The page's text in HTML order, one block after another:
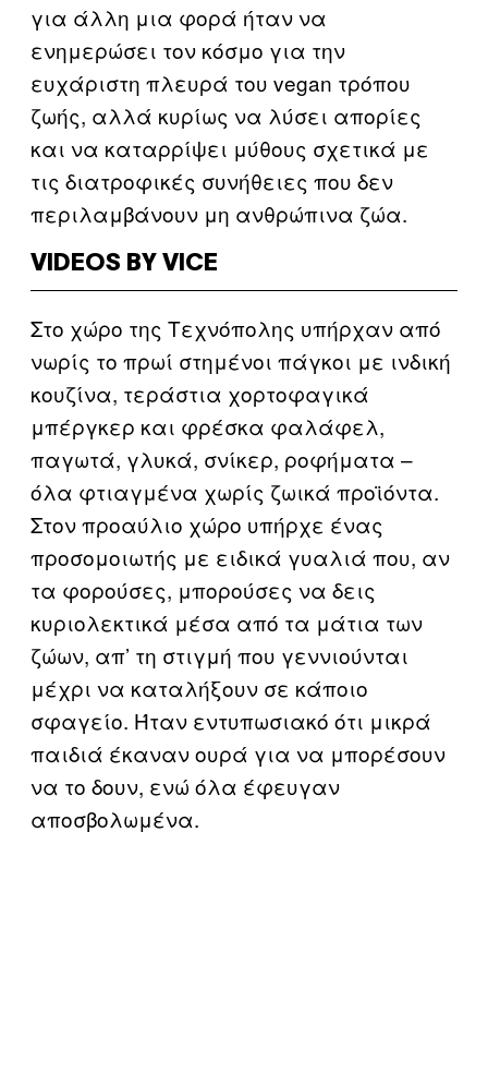
για άλλη μια φορά ήταν να
ενημερώσει τον κόσμο για την
ευχάριστη πλευρά του vegan τρόπου
ζωής, αλλά κυρίως να λύσει απορίες
και να καταρρίψει μύθους σχετικά με
τις διατροφικές συνήθειες που δεν
περιλαμβάνουν μη ανθρώπινα ζώα.
VIDEOS BY VICE
Στο χώρο της Τεχνόπολης υπήρχαν από
νωρίς το πρωί στημένοι πάγκοι με ινδική
κουζίνα, τεράστια χορτοφαγικά
μπέργκερ και φρέσκα φαλάφελ,
παγωτά, γλυκά, σνίκερ, ροφήματα –
όλα φτιαγμένα χωρίς ζωικά προϊόντα.
Στον προαύλιο χώρο υπήρχε ένας
προσομοιωτής με ειδικά γυαλιά που, αν
τα φορούσες, μπορούσες να δεις
κυριολεκτικά μέσα από τα μάτια των
ζώων, απ’ τη στιγμή που γεννιούνται
μέχρι να καταλήξουν σε κάποιο
σφαγείο. Ήταν εντυπωσιακό ότι μικρά
παιδιά έκαναν ουρά για να μπορέσουν
να το δουν, ενώ όλα έφευγαν
αποσβολωμένα.